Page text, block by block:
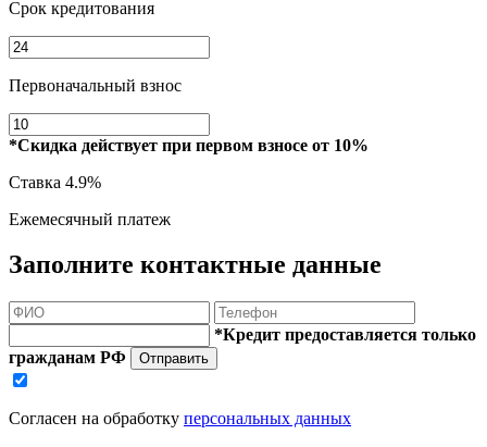
Срок кредитования
Первоначальный взнос
*Скидка действует при первом взносе от 10%
Ставка 4.9%
Ежемесячный платеж
Заполните контактные данные
*Кредит предоставляется только
гражданам РФ
Отправить
Согласен на обработку персональных данных